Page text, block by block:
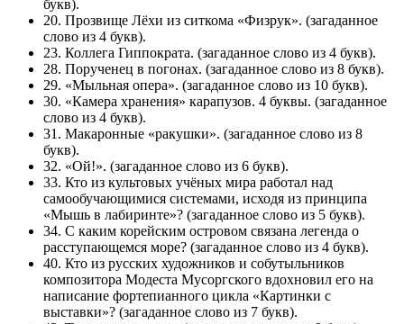
букв).
20. Прозвище Лёхи из ситкома «Физрук». (загаданное
слово из 4 букв).
23. Коллега Гиппократа. (загаданное слово из 4 букв).
28. Порученец в погонах. (загаданное слово из 8 букв).
29. «Мыльная опера». (загаданное слово из 10 букв).
30. «Камера хранения» карапузов. 4 буквы. (загаданное
слово из 4 букв).
31. Макаронные «ракушки». (загаданное слово из 8
букв).
32. «Ой!». (загаданное слово из 6 букв).
33. Кто из культовых учёных мира работал над
самообучающимися системами, исходя из принципа
«Мышь в лабиринте»? (загаданное слово из 5 букв).
34. С каким корейским островом связана легенда о
расступающемся море? (загаданное слово из 4 букв).
40. Кто из русских художников и собутыльников
композитора Модеста Мусоргского вдохновил его на
написание фортепианного цикла «Картинки с
выставки»? (загаданное слово из 7 букв).